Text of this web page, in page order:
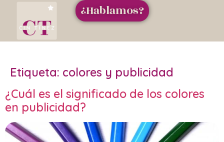
¿Hablamos?
Etiqueta: colores y publicidad
¿Cuál es el significado de los colores
en publicidad?